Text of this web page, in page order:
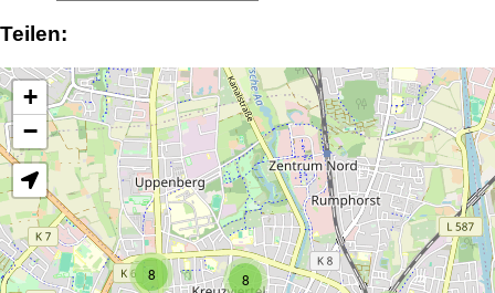
Teilen:
8 8
+
−